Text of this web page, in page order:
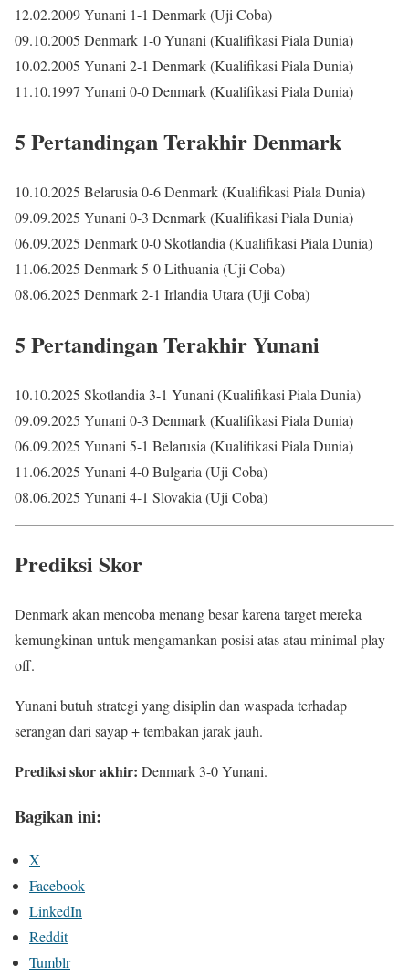
12.02.2009 Yunani 1-1 Denmark (Uji Coba)
09.10.2005 Denmark 1-0 Yunani (Kualifikasi Piala Dunia)
10.02.2005 Yunani 2-1 Denmark (Kualifikasi Piala Dunia)
11.10.1997 Yunani 0-0 Denmark (Kualifikasi Piala Dunia)
5 Pertandingan Terakhir Denmark
10.10.2025 Belarusia 0-6 Denmark (Kualifikasi Piala Dunia)
09.09.2025 Yunani 0-3 Denmark (Kualifikasi Piala Dunia)
06.09.2025 Denmark 0-0 Skotlandia (Kualifikasi Piala Dunia)
11.06.2025 Denmark 5-0 Lithuania (Uji Coba)
08.06.2025 Denmark 2-1 Irlandia Utara (Uji Coba)
5 Pertandingan Terakhir Yunani
10.10.2025 Skotlandia 3-1 Yunani (Kualifikasi Piala Dunia)
09.09.2025 Yunani 0-3 Denmark (Kualifikasi Piala Dunia)
06.09.2025 Yunani 5-1 Belarusia (Kualifikasi Piala Dunia)
11.06.2025 Yunani 4-0 Bulgaria (Uji Coba)
08.06.2025 Yunani 4-1 Slovakia (Uji Coba)
Prediksi Skor
Denmark akan mencoba menang besar karena target mereka
kemungkinan untuk mengamankan posisi atas atau minimal play-
off.
Yunani butuh strategi yang disiplin dan waspada terhadap
serangan dari sayap + tembakan jarak jauh.
Prediksi skor akhir: Denmark 3-0 Yunani.
Bagikan ini:
X
Facebook
LinkedIn
Reddit
Tumblr